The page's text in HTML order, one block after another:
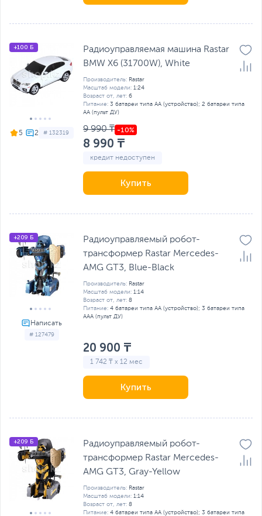
5 # 132319
+100 Б
Радиоуправляемая машина Rastar
BMW X6 (31700W), White
Производитель: Rastar
Масштаб модели: 1:24
Возраст от, лет: 6
Питание: 3 батареи типа AA (устройство); 2 батареи типа
AA (пульт ДУ)
9 990 ₸
8 990 ₸
кредит недоступен
Купить
# 127479
+209 Б
Радиоуправляемый робот-
трансформер Rastar Mercedes-
AMG GT3, Blue-Black
Производитель: Rastar
Масштаб модели: 1:14
Возраст от, лет: 8
Питание: 4 батареи типа AA (устройство); 3 батареи типа
AAA (пульт ДУ)
20 900 ₸
1 742 ₸ x 12 мес
Купить
+209 Б
Радиоуправляемый робот-
трансформер Rastar Mercedes-
AMG GT3, Gray-Yellow
Производитель: Rastar
Масштаб модели: 1:14
Возраст от, лет: 8
Питание: 4 батареи типа AA (устройство); 3 батареи типа